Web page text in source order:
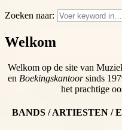
Zoeken naar:
Welkom
Welkom op de site van
en Boekingskantoorsinds
het prachtige
BANDS / ARTIESTEN /